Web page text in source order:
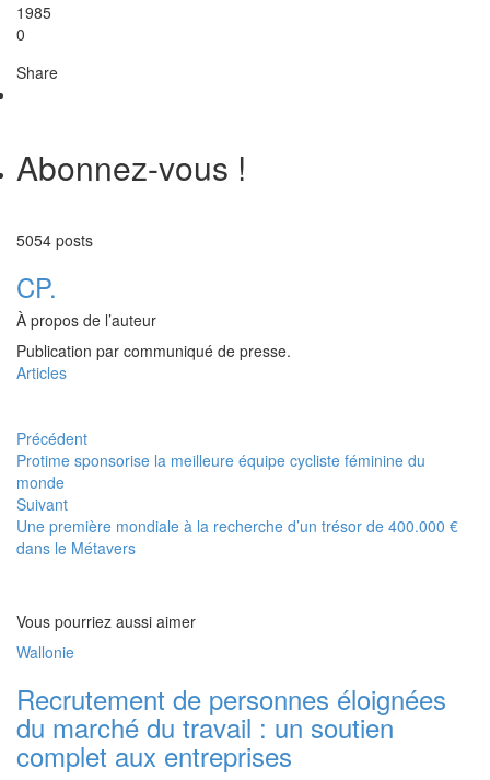
1985
0
Share
Abonnez-vous !
5054 posts
CP.
À propos de l’auteur
Publication par communiqué de presse.
Articles
Précédent
Protime sponsorise la meilleure équipe cycliste féminine du
monde
Suivant
Une première mondiale à la recherche d’un trésor de 400.000 €
dans le Métavers
Vous pourriez aussi aimer
Wallonie
Recrutement de personnes éloignées
du marché du travail : un soutien
complet aux entreprises